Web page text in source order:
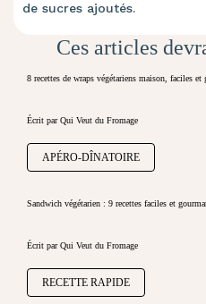
de sucres ajoutés.
Ces articles
8 recettes de wraps végétariens maison, faciles et
Écrit par Qui Veut du Fromage
APÉRO-DÎNATOIRE
Sandwich végétarien : 9 recettes faciles et
Écrit par Qui Veut du Fromage
RECETTE RAPIDE